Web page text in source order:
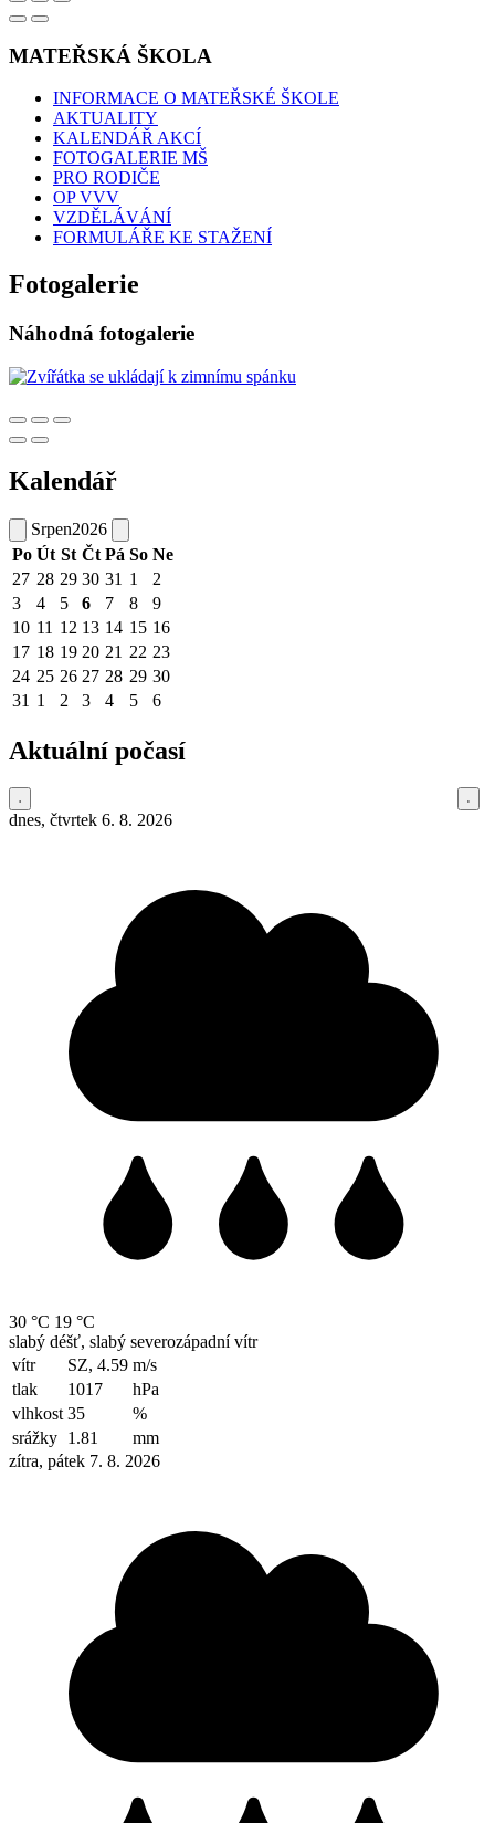
MATEŘSKÁ ŠKOLA
INFORMACE O MATEŘSKÉ ŠKOLE
AKTUALITY
KALENDÁŘ AKCÍ
FOTOGALERIE MŠ
PRO RODIČE
OP VVV
VZDĚLÁVÁNÍ
FORMULÁŘE KE STAŽENÍ
Fotogalerie
Náhodná fotogalerie
Kalendář
Srpen2026
Po Út St Čt Pá So Ne
27 28 29 30 31 1
2
3
4 5 6 7 8
9
10 11 12 13 14 15 16
17 18 19 20 21 22 23
24 25 26 27 28 29 30
31 1 2 3 4 5 6
Aktuální počasí
dnes, čtvrtek 6. 8. 2026
30 °C 19 °C
slabý déšť, slabý severozápadní vítr
vítr
SZ, 4.59 m/s
tlak
1017
hPa
vlhkost 35
%
srážky 1.81
mm
zítra, pátek 7. 8. 2026